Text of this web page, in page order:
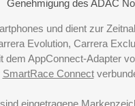
Genehmigung des ADAC
und dient zur
Evolution, Carrera
AppConnect-Adapter
SmartRace Connect